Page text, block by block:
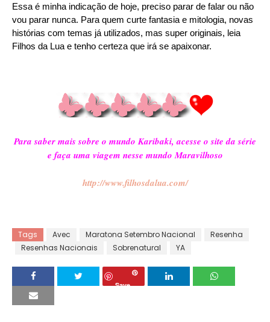
Essa é minha indicação de hoje, preciso parar de falar ou não
vou parar nunca. Para quem curte fantasia e mitologia, novas
histórias com temas já utilizados, mas super originais, leia
Filhos da Lua e tenho certeza que irá se apaixonar.
Para saber mais sobre o mundo Karibaki, acesse o site da série
e faça uma viagem nesse mundo Maravilhoso
http://www.filhosdalua.com/
Tags Avec Maratona Setembro Nacional
Resenha
Resenhas Nacionais
Sobrenatural YA
Save